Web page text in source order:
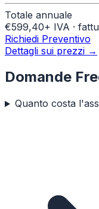
Totale annuale
€599,40+ IVA ·
Richiedi Preventivo
Dettagli sui prezzi →
Domande
Quanto costa